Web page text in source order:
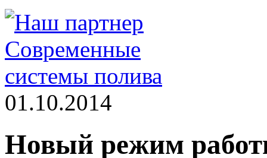
01.10.2014
Новый режим